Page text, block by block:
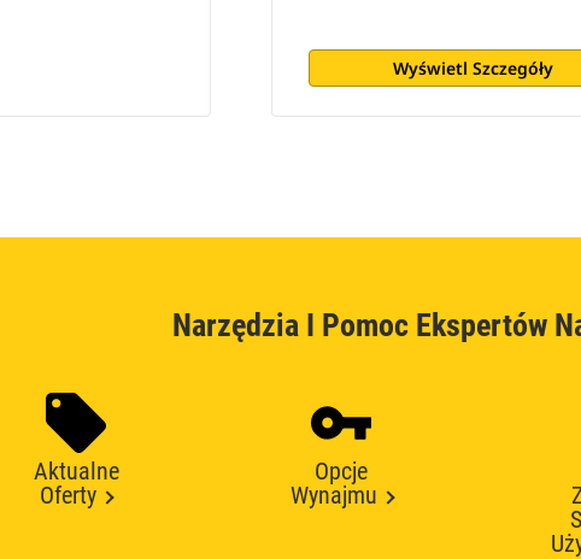
Wyświetl Szczegóły
Narzędzia I Pomoc Ekspertów
Aktualne
Oferty
Opcje
Wynajmu